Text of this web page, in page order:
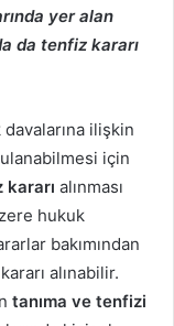
yer alan
da tenfiz kararı
ilişkin
için
kararı alınması
hukuk
bakımından
alınabilir.
tanıma ve tenfizi